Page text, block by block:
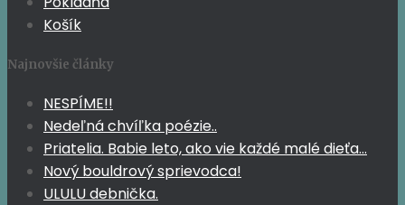
Košík
Najnovšie články
NESPÍME!!
Nedeľná chvíľka poézie..
Priatelia. Babie leto, ako vie každé malé dieťa…
Nový bouldrový sprievodca!
ULULU debnička.